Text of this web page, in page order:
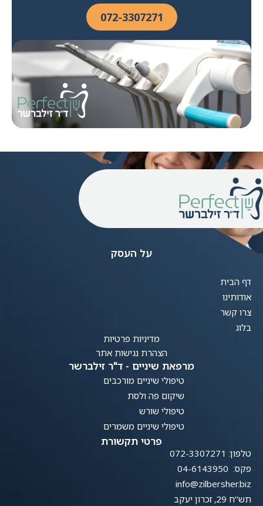
072-3307271
על העסק
דף הבית
אודותינו
צרו קשר
בלוג
מדיניות פרטיות
הצהרת נגישות אתר
מרפאת שיניים - ד"ר זילברשר
טיפולי שיניים מורכבים
שיקום פה ולסת
טיפולי שורש
טיפולי שיניים משמרים
פרטי תקשורת
טלפון: 072-3307271
פקס: 04-6143950
info@zilbersher.biz
תש"ח 29, זכרון יעקב